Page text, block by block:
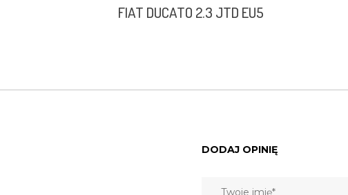
FIAT DUCATO 2.3 JTD EU5
DODAJ OPINIĘ